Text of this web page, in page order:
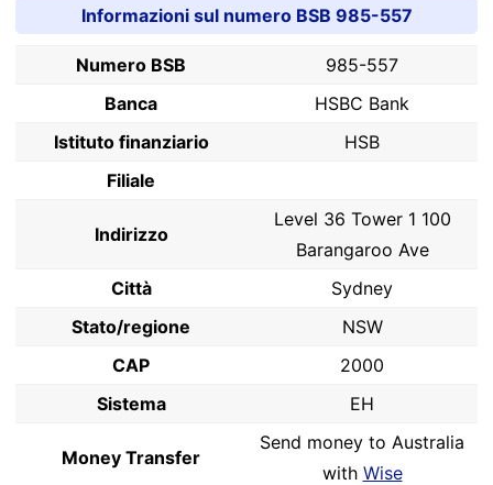
Informazioni sul numero BSB 985-557
Numero BSB
985-557
Banca
HSBC Bank
Istituto finanziario
HSB
Filiale
Indirizzo
Level 36 Tower 1 100
Barangaroo Ave
Città
Sydney
Stato/regione
NSW
CAP
2000
Sistema
EH
Money Transfer
Send money to Australia
with Wise